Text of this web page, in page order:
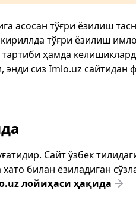
асосан тўғри ёзилиш
тўғри ёзилиш
ҳамда
энди сиз Imlo.uz сайтидан
Сайт ўзбек
хато билан ёзиладиган
лойиҳаси ҳақида